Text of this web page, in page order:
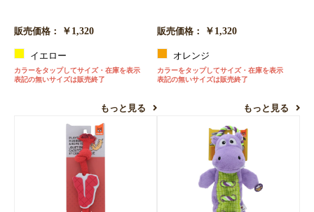
販売価格： ￥1,320
イエロー
カラーをタップしてサイズ・在庫を表示
表記の無いサイズは販売終了
もっと見る
販売価格： ￥1,320
オレンジ
カラーをタップしてサイズ・在庫を表示
表記の無いサイズは販売終了
もっと見る